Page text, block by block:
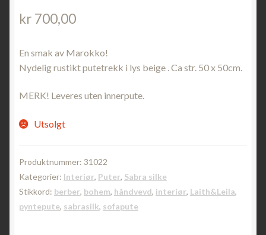
kr 700,00
En smak av Marokko!
Nydelig rustikt putetrekk i lys beige . Ca str. 50 x 50cm.
MERK! Leveres uten innerpute.
Utsolgt
Produktnummer: 31022
Kategorier: Interiør, Puter, Sabra silke
Stikkord: berber, bohem, håndvevd, interiør, Laith&Leila,
pyntepute, sabrasilk, sofapute